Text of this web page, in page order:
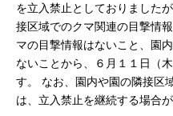
を立入禁止としておりました
接区域でのクマ関連の目撃情
マの目撃情報はないこと、園
ないことから、６月１１日（
す。 なお、園内や園の隣接区
は、立入禁止を継続する場合が